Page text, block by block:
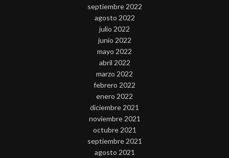
septiembre 2022
agosto 2022
julio 2022
junio 2022
mayo 2022
abril 2022
marzo 2022
febrero 2022
enero 2022
diciembre 2021
noviembre 2021
octubre 2021
septiembre 2021
agosto 2021